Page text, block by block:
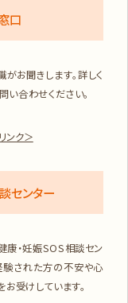
口
お聞きします。詳しく
合わせください。
ンク＞
センター
康・妊娠SOS相談セン
験された方の不安や心
受けしています。